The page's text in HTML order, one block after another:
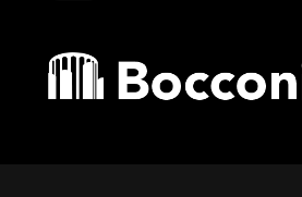
Bocconi shop